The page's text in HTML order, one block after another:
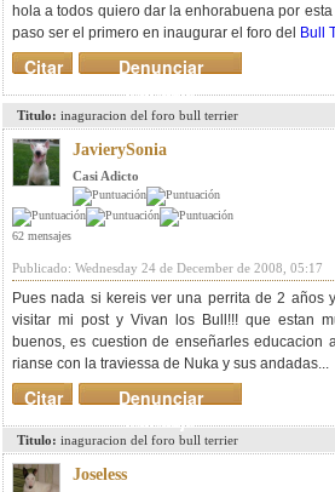
hola a todos quiero dar la enhorabuena por
paso ser el primero en inaugurar el foro del
Bull
Denunciar
mensaje
Citar
Titulo: inaguracion del foro bull terrier
JavierySonia
Casi Adicto
62 mensajes
Publicado: Wednesday 24 de December de 2008, 05:17
Pues nada si kereis ver una perrita de 2 años
visitar mi post y Vivan los Bull!!! que estan
buenos, es cuestion de enseñarles educacion
rianse con la traviessa de Nuka y sus andadas...
Denunciar
mensaje
Citar
Titulo: inaguracion del foro bull terrier
Joseless